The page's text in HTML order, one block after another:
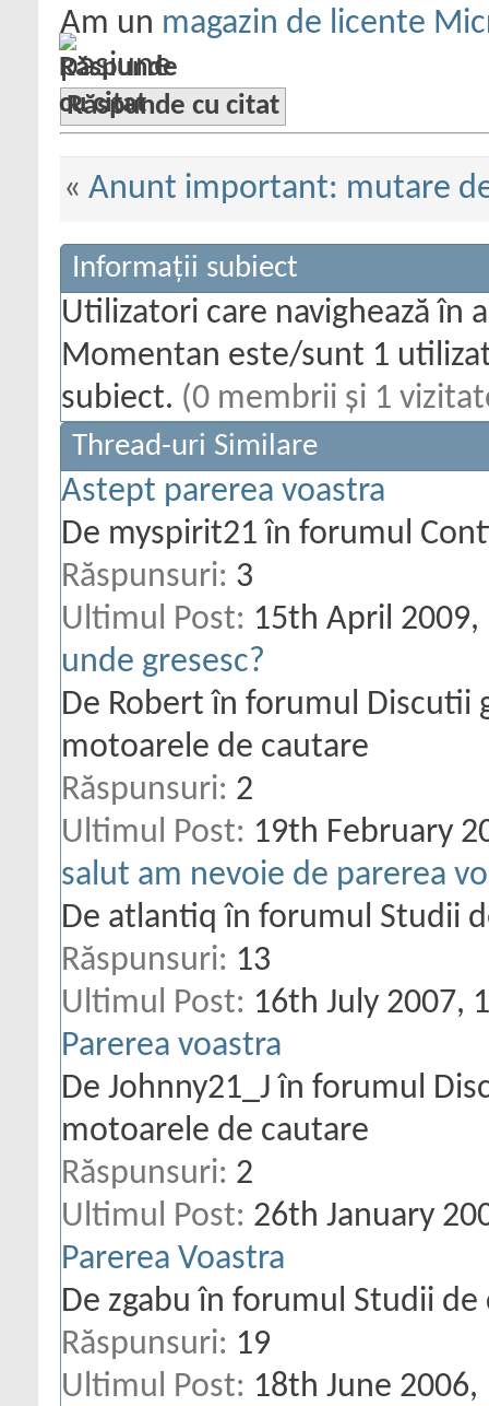
Am un magazin de licente
pasiune
Răspunde cu citat
« Anunt important: mutare
Informații subiect
Utilizatori care navighează în
Momentan este/sunt 1
subiect. (0 membrii și 1
Thread-uri Similare
Astept parerea voastra
De myspirit21 în forumul
Răspunsuri: 3
Ultimul Post: 15th April 2009,
unde gresesc?
De Robert în forumul Discutii
motoarele de cautare
Răspunsuri: 2
Ultimul Post: 19th February
salut am nevoie de parerea
De atlantiq în forumul Studii
Răspunsuri: 13
Ultimul Post: 16th July 2007,
Parerea voastra
De Johnny21_J în forumul
motoarele de cautare
Răspunsuri: 2
Ultimul Post: 26th January
Parerea Voastra
De zgabu în forumul Studii de
Răspunsuri: 19
Ultimul Post: 18th June 2006,